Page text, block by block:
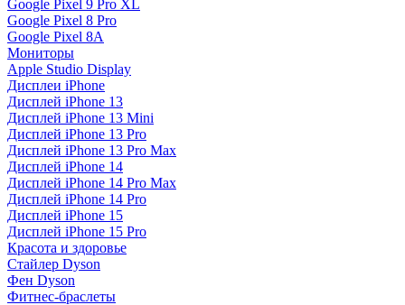
Google Pixel 9 Pro XL
Google Pixel 8 Pro
Google Pixel 8A
Мониторы
Apple Studio Display
Дисплеи iPhone
Дисплей iPhone 13
Дисплей iPhone 13 Mini
Дисплей iPhone 13 Pro
Дисплей iPhone 13 Pro Max
Дисплей iPhone 14
Дисплей iPhone 14 Pro Max
Дисплей iPhone 14 Pro
Дисплей iPhone 15
Дисплей iPhone 15 Pro
Красота и здоровье
Стайлер Dyson
Фен Dyson
Фитнес-браслеты